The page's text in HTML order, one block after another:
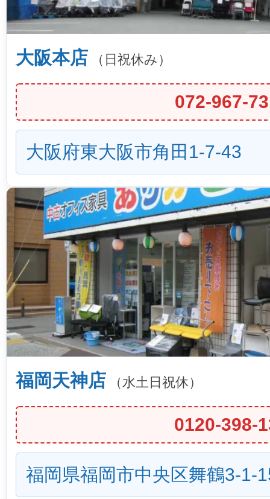
大阪本店 （日祝休み）
072-967-
大阪府東大阪市角田1-7-43
福岡天神店 （水土日祝休）
0120-398-
福岡県福岡市中央区舞鶴3-1-